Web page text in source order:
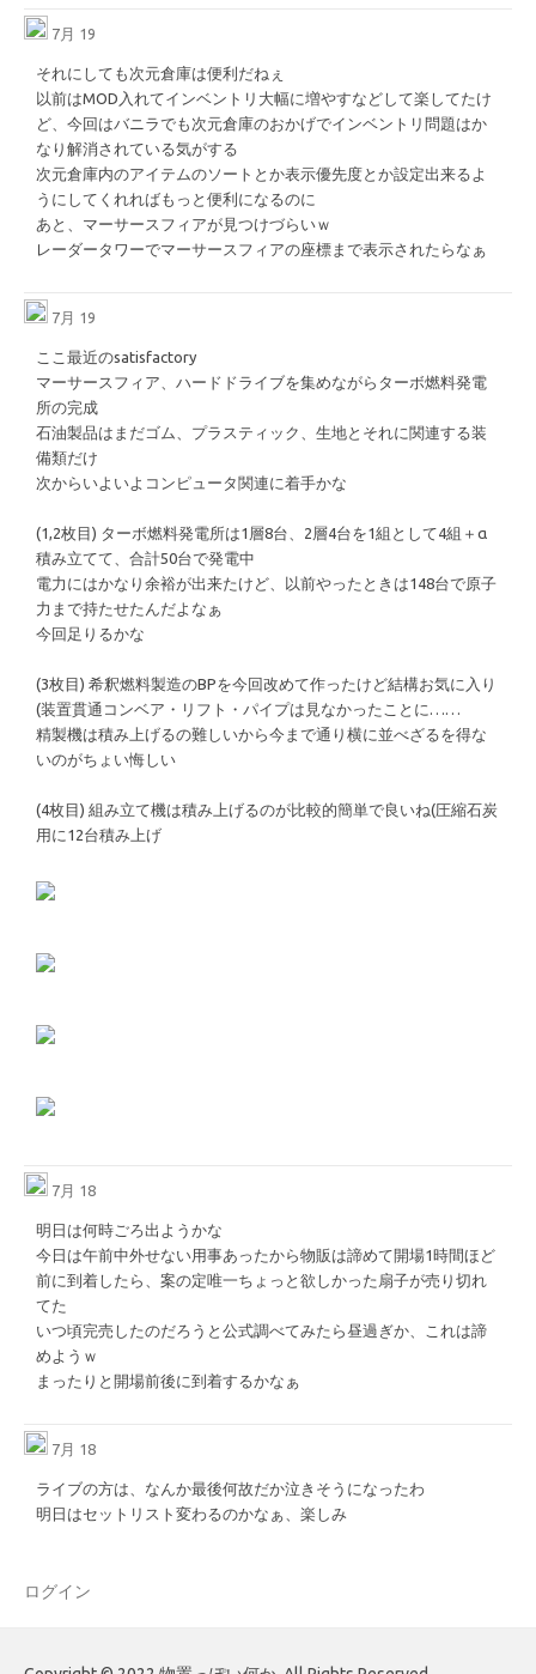
7月 19
それにしても次元倉庫は便利だねぇ
以前はMOD入れてインベントリ大幅に増やすなどして楽してたけ
ど、今回はバニラでも次元倉庫のおかげでインベントリ問題はか
なり解消されている気がする
次元倉庫内のアイテムのソートとか表示優先度とか設定出来るよ
うにしてくれればもっと便利になるのに
あと、マーサースフィアが見つけづらいｗ
レーダータワーでマーサースフィアの座標まで表示されたらなぁ
7月 19
ここ最近のsatisfactory
マーサースフィア、ハードドライブを集めながらターボ燃料発電
所の完成
石油製品はまだゴム、プラスティック、生地とそれに関連する装
備類だけ
次からいよいよコンピュータ関連に着手かな
(1,2枚目) ターボ燃料発電所は1層8台、2層4台を1組として4組＋α
積み立てて、合計50台で発電中
電力にはかなり余裕が出来たけど、以前やったときは148台で原子
力まで持たせたんだよなぁ
今回足りるかな
(3枚目) 希釈燃料製造のBPを今回改めて作ったけど結構お気に入り
(装置貫通コンベア・リフト・パイプは見なかったことに……
精製機は積み上げるの難しいから今まで通り横に並べざるを得な
いのがちょい悔しい
(4枚目) 組み立て機は積み上げるのが比較的簡単で良いね(圧縮石炭
用に12台積み上げ
7月 18
明日は何時ごろ出ようかな
今日は午前中外せない用事あったから物販は諦めて開場1時間ほど
前に到着したら、案の定唯一ちょっと欲しかった扇子が売り切れ
てた
いつ頃完売したのだろうと公式調べてみたら昼過ぎか、これは諦
めようｗ
まったりと開場前後に到着するかなぁ
7月 18
ライブの方は、なんか最後何故だか泣きそうになったわ
明日はセットリスト変わるのかなぁ、楽しみ
ログイン